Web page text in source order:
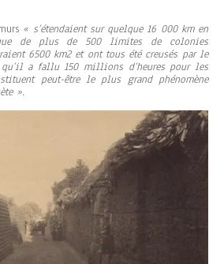
« s’étendaient sur quelque 16 000 km en
de plus de 500 limites de colonies
6500 km2 et ont tous été creusés par le
a fallu 150 millions d’heures pour les
peut-être le plus grand phénomène
».